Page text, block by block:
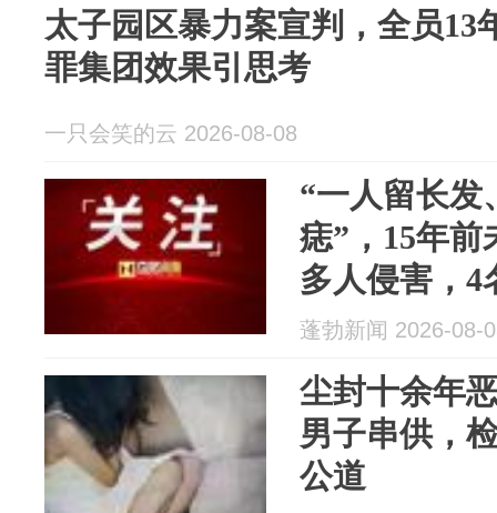
太子园区暴力案宣判，全员13
罪集团效果引思考
一只会笑的云 2026-08-08
“一人留长发
痣”，15年前
多人侵害，4
承认实施强
蓬勃新闻 2026-08-
尘封十余年
男子串供，
公道